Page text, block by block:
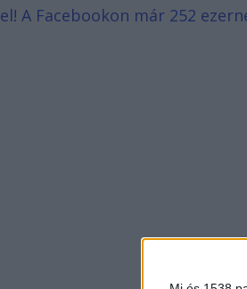
el! A Facebookon már 252